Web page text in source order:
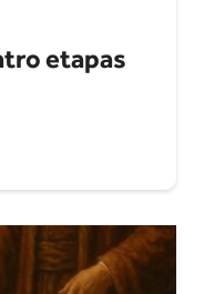
etapas